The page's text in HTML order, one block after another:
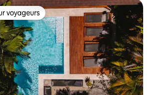
parmi les plus aimés
voyageurs